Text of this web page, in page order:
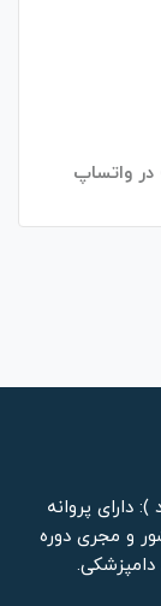
دارای پروانه
و مجری دوره
دامپزشکی.